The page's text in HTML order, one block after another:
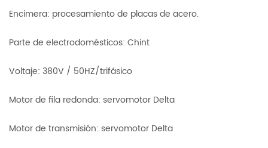
Encimera: procesamiento de placas de acero.
Parte de electrodomésticos: Chint
Voltaje: 380V / 50HZ/trifásico
Motor de fila redonda: servomotor Delta
Motor de transmisión: servomotor Delta